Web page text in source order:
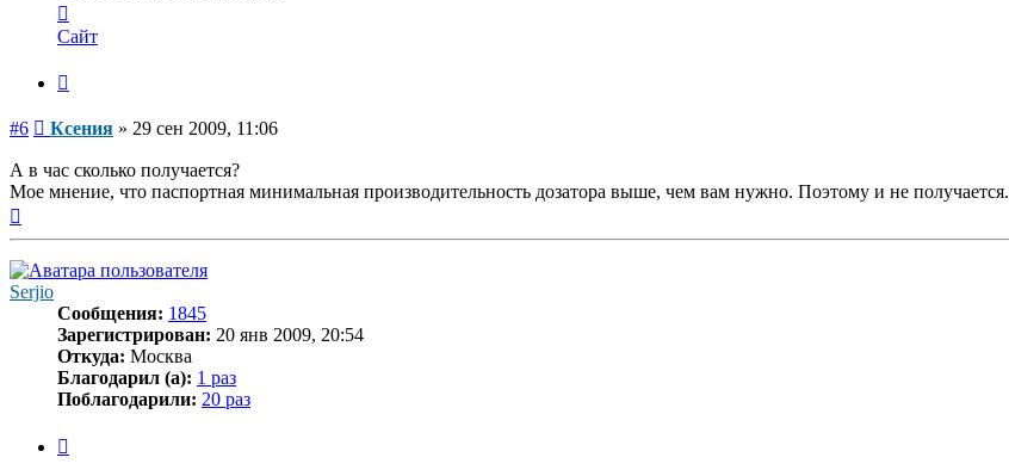
информация
пользователя
Сайт
#6 Сообщение
Ксения » 29 сен 2009, 11:06
А в час сколько получается?
Мое мнение, что паспортная минимальная производительность дозатора выше, чем вам нужно. Поэтому и не получается.
к
началу
Serjio
Сообщения: 1845
Зарегистрирован: 20 янв 2009, 20:54
Откуда: Москва
Благодарил (а): 1 раз
Поблагодарили: 20 раз